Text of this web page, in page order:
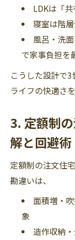
LDKは「
寝室は階
風呂・洗
で家事負担を
こうした設計で
ライフの快適さ
3. 定額制
解と回避術
定額制の注文住
勘違いは、
面積増・
象
造作収納